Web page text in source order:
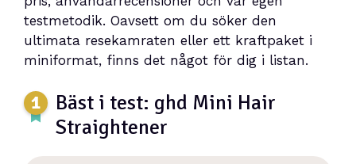
testmetodik. Oavsett om du söker den
ultimata resekamraten eller ett kraftpaket i
miniformat, finns det något för dig i listan.
Bäst i test: ghd Mini Hair
Straightener